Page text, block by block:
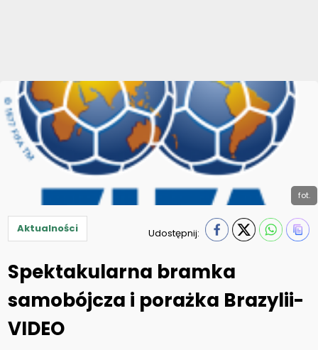
fot.
Aktualności Udostępnij:
Spektakularna bramka
samobójcza i porażka Brazylii-
VIDEO